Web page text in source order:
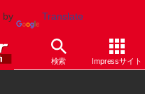
by Translate
検索 Impressサイト
トラック